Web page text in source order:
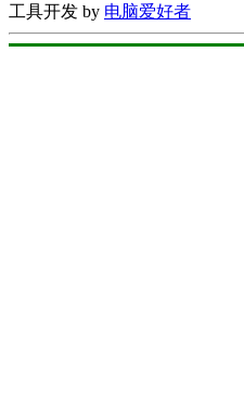
工具开发 by 电脑爱好者